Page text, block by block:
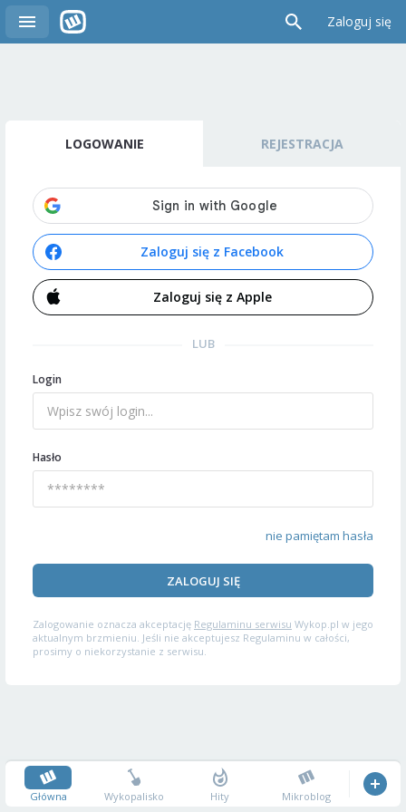
Zaloguj się
LOGOWANIE REJESTRACJA
Zaloguj się z Facebook
Zaloguj się z Apple
LUB
Login
Hasło
nie pamiętam hasła
ZALOGUJ SIĘ
Zalogowanie oznacza akceptację Regulaminu serwisu Wykop.pl w jego
aktualnym brzmieniu. Jeśli nie akceptujesz Regulaminu w całości,
prosimy o niekorzystanie z serwisu.
Główna Wykopalisko Hity Mikroblog